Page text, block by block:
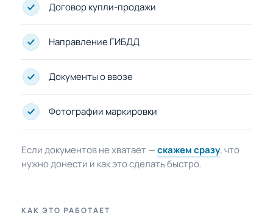
Договор купли-продажи
Направление ГИБДД
Документы о ввозе
Фотографии маркировки
Если документов не хватает —скажем сразу, что
нужно донести и как это сделать быстро.
КАК ЭТО РАБОТАЕТ